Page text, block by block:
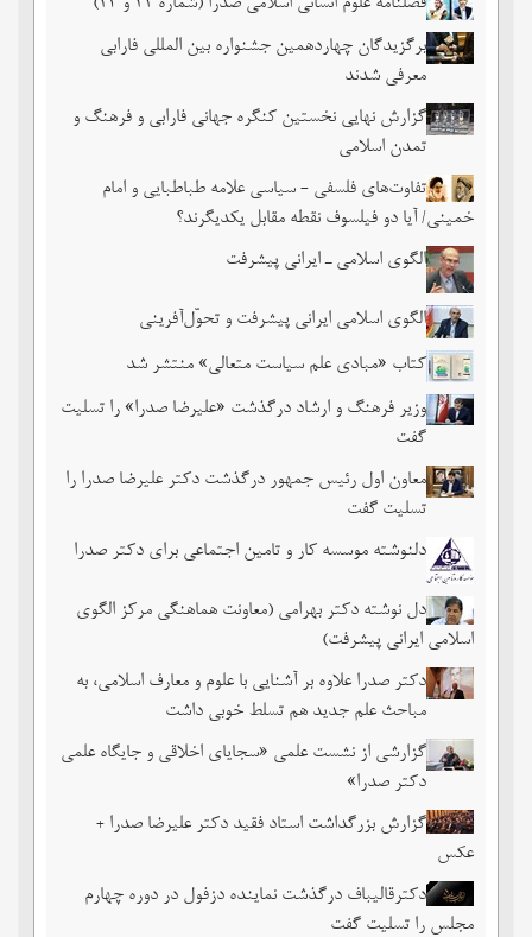
برگزیدگان چهاردهمین جشنواره بین المللی فارابی
معرفی شدند
گزارش نهایی نخستین کنگره جهانی فارابی و فرهنگ و
تمدن اسلامی
تفاوت‌های فلسفی - سیاسی علامه طباطبایی و امام
خمینی/ آیا دو فیلسوف نقطه مقابل یکدیگرند؟
الگوی اسلامی ـ ایرانی پیشرفت
الگوی اسلامی ایرانی پیشرفت و تحوّل‌آفرینی
کتاب «مبادی علم سیاست متعالی» منتشر شد
وزیر فرهنگ و ارشاد درگذشت «علیرضا صدرا» را تسلیت
گفت
معاون اول رئیس جمهور درگذشت دکتر علیرضا صدرا را
تسلیت گفت
دلنوشته موسسه کار و تامین اجتماعی برای دکتر صدرا
دل نوشته دکتر بهرامی (معاونت هماهنگی مرکز الگوی
اسلامی ایرانی پیشرفت)
دکتر صدرا علاوه بر آشنایی با علوم و معارف اسلامی، به
مباحث علم جدید هم تسلط خوبی داشت
گزارشی از نشست علمی «سجایای اخلاقی و جایگاه علمی
دکتر صدرا»
گزارش بزرگداشت استاد فقید دکتر علیرضا صدرا +
عکس
دکترقالیباف درگذشت نماینده دزفول در دوره چهارم
مجلس را تسلیت گفت